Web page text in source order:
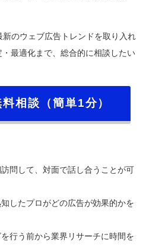
のウェブ広告トレンドを取り入れ
最適化まで、総合的に相談したい
相談（簡単1分）
問して、対面で話し合うことが可
したプロがどの広告が効果的かを
行う前から業界リサーチに時間を